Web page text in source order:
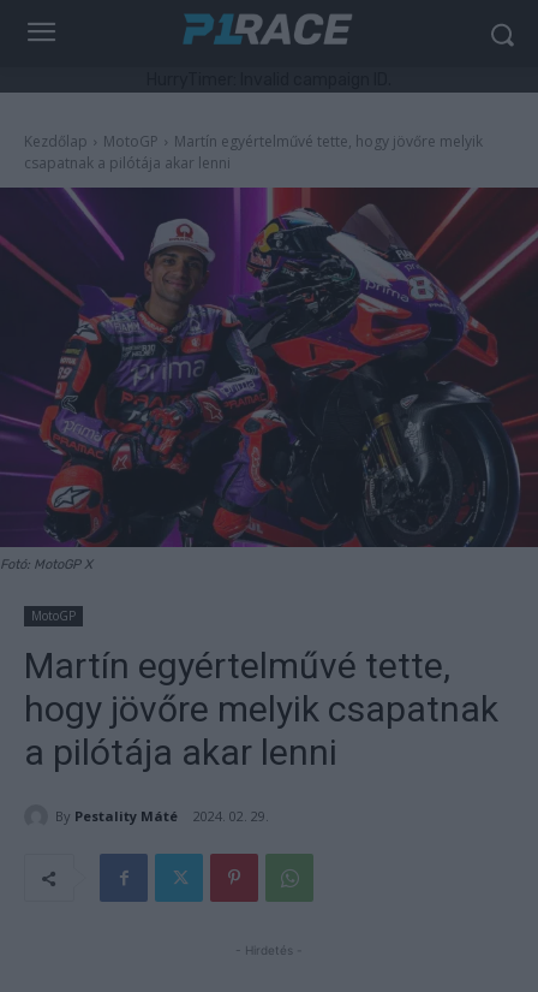
Kezdőlap MotoGP
Martín egyértelművé tette, hogy jövőre melyik
csapatnak a pilótája akar lenni
Fotó: MotoGP X
MotoGP
Martín egyértelművé tette,
hogy jövőre melyik csapatnak
a pilótája akar lenni
By Pestality Máté 2024. 02. 29.
- Hirdetés -